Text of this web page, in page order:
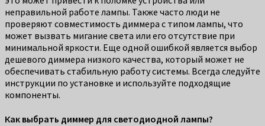
неправильной работе лампы. Также часто люди не
проверяют совместимость диммера с типом лампы, что
может вызвать мигание света или его отсутствие при
минимальной яркости. Еще одной ошибкой является выбор
дешевого диммера низкого качества, который может не
обеспечивать стабильную работу системы. Всегда следуйте
инструкции по установке и используйте подходящие
компоненты.
Как выбрать диммер для светодиодной лампы?